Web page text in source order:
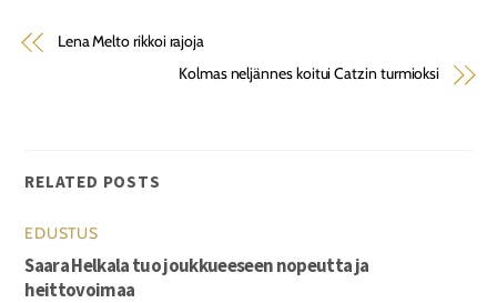
Lena Melto rikkoi rajoja
Kolmas neljännes koitui Catzin turmioksi
RELATED POSTS
EDUSTUS
Saara Helkala tuo joukkueeseen nopeutta ja
heittovoimaa